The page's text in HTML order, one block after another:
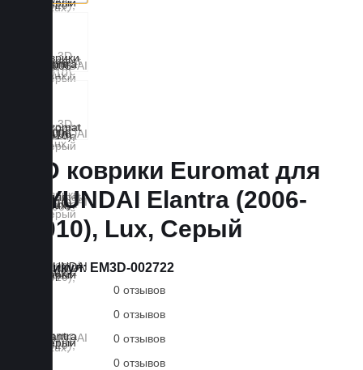
3D коврики Euromat для
HYUNDAI Elantra (2006-
2010), Lux, Серый
Артикул: EM3D-002722
0 отзывов
0 отзывов
0 отзывов
0 отзывов